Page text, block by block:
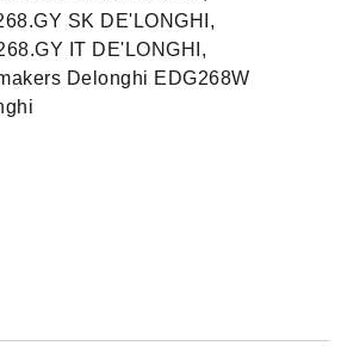
SK DE'LONGHI,
IT DE'LONGHI,
Delonghi EDG268W